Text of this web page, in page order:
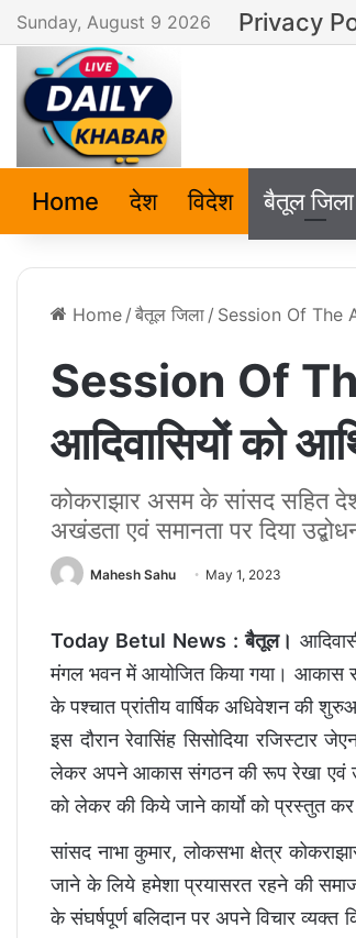
Sunday, August 9 2026 Privacy
Home देश विदेश बैतूल जिला
Home / बैतूल जिला / Session Of The
Session Of
आदिवासियों को
कोकराझार असम के सांसद सहित
अखंडता एवं समानता पर दिया
Mahesh Sahu May 1, 2023
Today Betul News : बैतूल।
मंगल भवन में आयोजित किया गया। आकास
के पश्चात प्रांतीय वार्षिक अधिवेशन की
इस दौरान रेवासिंह सिसोदिया रजिस्टार
लेकर अपने आकास संगठन की रूप रेखा एवं
को लेकर की किये जाने कार्याे को प्रस्तुत
सांसद नाभा कुमार, लोकसभा क्षेत्र
जाने के लिये हमेशा प्रयासरत रहने की समाज
के संघर्षपूर्ण बलिदान पर अपने विचार व्यक्त